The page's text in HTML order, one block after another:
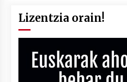
Lizentzia orain!